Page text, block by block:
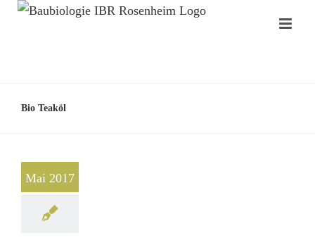
Bio Teaköl
Mai 2017